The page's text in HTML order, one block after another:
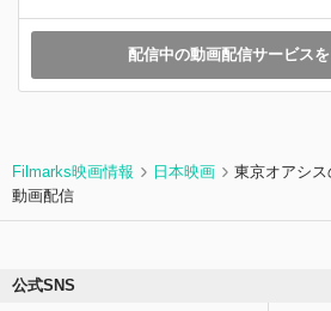
配信中の動画配信サービス
Filmarks映画情報 日本映画
東京オアシス
動画配信
公式SNS